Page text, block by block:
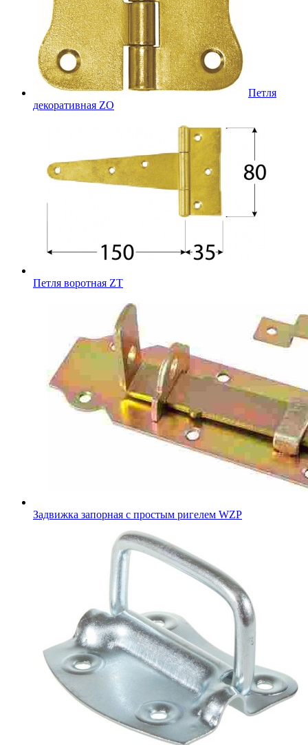
Петля
декоративная ZO
Петля воротная ZT
Задвижка запорная с простым ригелем WZP